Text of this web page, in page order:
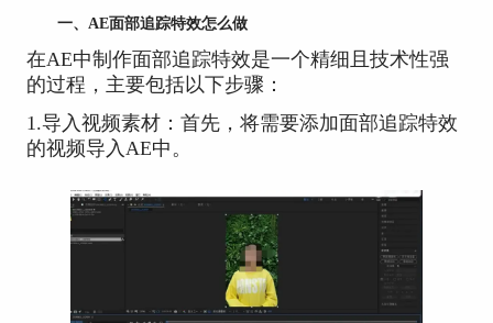
一、AE面部追踪特效怎么做
在AE中制作面部追踪特效是一个精细且技术性强
的过程，主要包括以下步骤：
1.导入视频素材：首先，将需要添加面部追踪特效
的视频导入AE中。